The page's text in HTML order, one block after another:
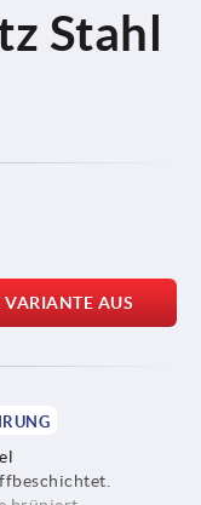
Stahl
VARIANTE AUS